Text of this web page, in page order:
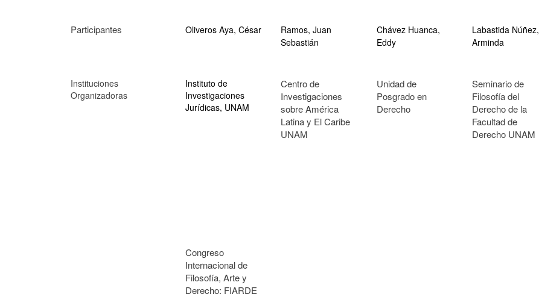
Participantes Oliveros Aya, César
Ramos, Juan
Sebastián
Chávez Huanca,
Eddy
Labastida Núñez,
Arminda
Instituciones
Organizadoras
Instituto de
Investigaciones
Jurídicas, UNAM
Centro de
Investigaciones
sobre América
Latina y El Caribe
UNAM
Unidad de
Posgrado en
Derecho
Seminario de
Filosofía del
Derecho de la
Facultad de
Derecho UNAM
Congreso
Internacional de
Filosofía, Arte y
Derecho: FIARDE